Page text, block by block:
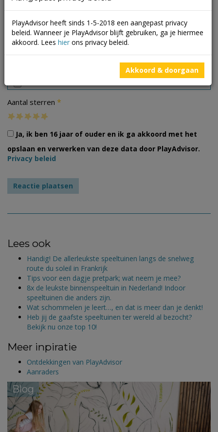
Aantal sterren *
Ja, ik ben 16 jaar of ouder en ik ga akkoord met het
opslaan en verwerken van deze data door PlayAdvisor.
Privacy beleid
Lees ook
Handig! De allerleukste speeltuinen langs de snelweg
route du soleil in Frankrijk
Tips voor een dagje pretpark; wat neem je mee?
8x de leukste binnenspeeltuin in Nederland! Indoor
speeltuinen die anders zijn.
Wat schommelen je leert…, en dat is meer dan je denkt!
Heb jij de gaafste speeltuinen ter wereld al bezocht?
Bekijk nu onze top 10!
Meer inpiratie
Ontdekkingen van PlayAdvisor
Aanraders
Blog
PlayAdvisor heeft sinds 1-5-2018 een aangepast privacy
beleid. Wanneer je PlayAdvisor blijft gebruiken, ga je hiermee
akkoord. Lees hier ons privacy beleid.
Akkoord & doorgaan